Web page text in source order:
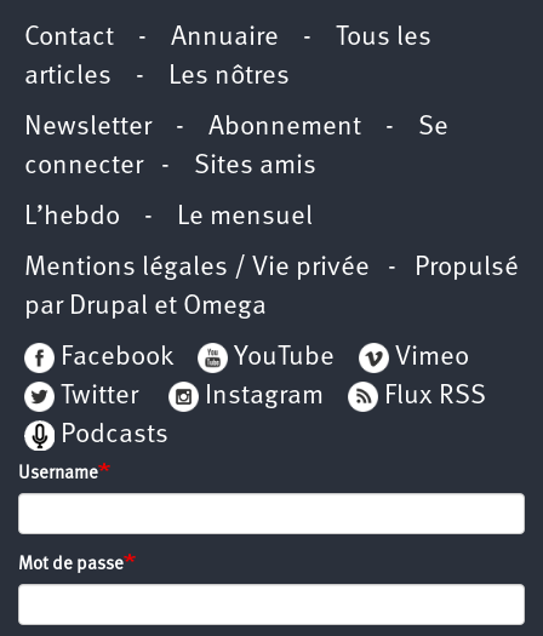
Contact - Annuaire -
Tous les
articles - Les nôtres
Newsletter- Abonnement - Se
connecter- Sites amis
L’hebdo - Le mensuel
Mentions légales / Vie privée - Propulsé
par Drupal et Omega
Facebook
YouTube
Vimeo
Twitter
Instagram
Flux RSS
Podcasts
Username
Mot de passe